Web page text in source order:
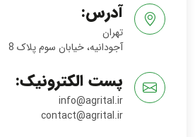
آدرس:
تهران
آجودانیه، خیابان سوم پلاک 8
پست الکترونیک:
info@agrital.ir
contact@agrital.ir